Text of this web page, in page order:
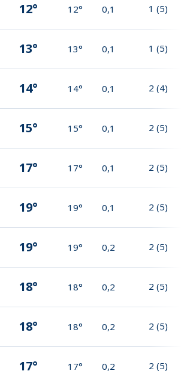
12° 12° 0,1 1 (5)
13° 13° 0,1 1 (5)
14° 14° 0,1 2 (4)
15° 15° 0,1 2 (5)
17° 17° 0,1 2 (5)
19° 19° 0,1 2 (5)
19° 19° 0,2 2 (5)
18° 18° 0,2 2 (5)
18° 18° 0,2 2 (5)
17° 17° 0,2 2 (5)